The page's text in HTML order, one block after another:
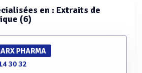
en : Extraits de
(6)
PHARMA
30 32